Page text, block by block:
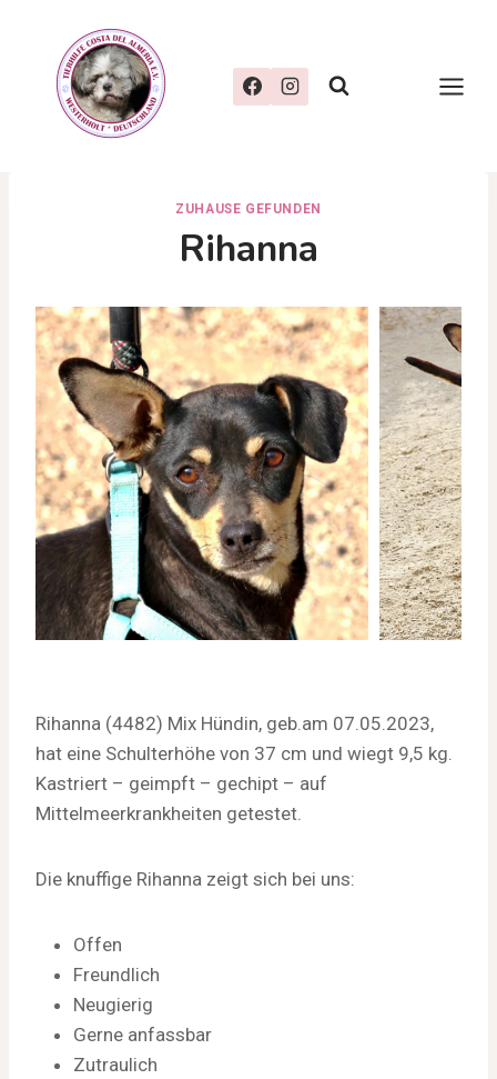
springen
ZUHAUSE GEFUNDEN
Rihanna
Rihanna (4482) Mix Hündin, geb.am 07.05.2023,
hat eine Schulterhöhe von 37 cm und wiegt 9,5 kg.
Kastriert – geimpft – gechipt – auf
Mittelmeerkrankheiten getestet.
Die knuffige Rihanna zeigt sich bei uns:
Offen
Freundlich
Neugierig
Gerne anfassbar
Zutraulich